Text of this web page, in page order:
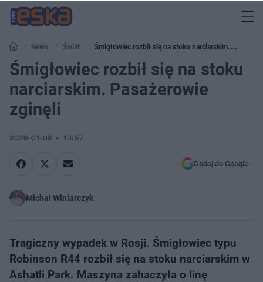
News Świat
Śmigłowiec rozbił się na stoku narciarskim.
Pasażerowie zginęli
Śmigłowiec rozbił się na stoku
narciarskim. Pasażerowie
zginęli
2026-01-08 10:57
Dodaj do Google
Michał Winiarczyk
Tragiczny wypadek w Rosji. Śmigłowiec typu
Robinson R44 rozbił się na stoku narciarskim w
Ashatli Park. Maszyna zahaczyła o linę